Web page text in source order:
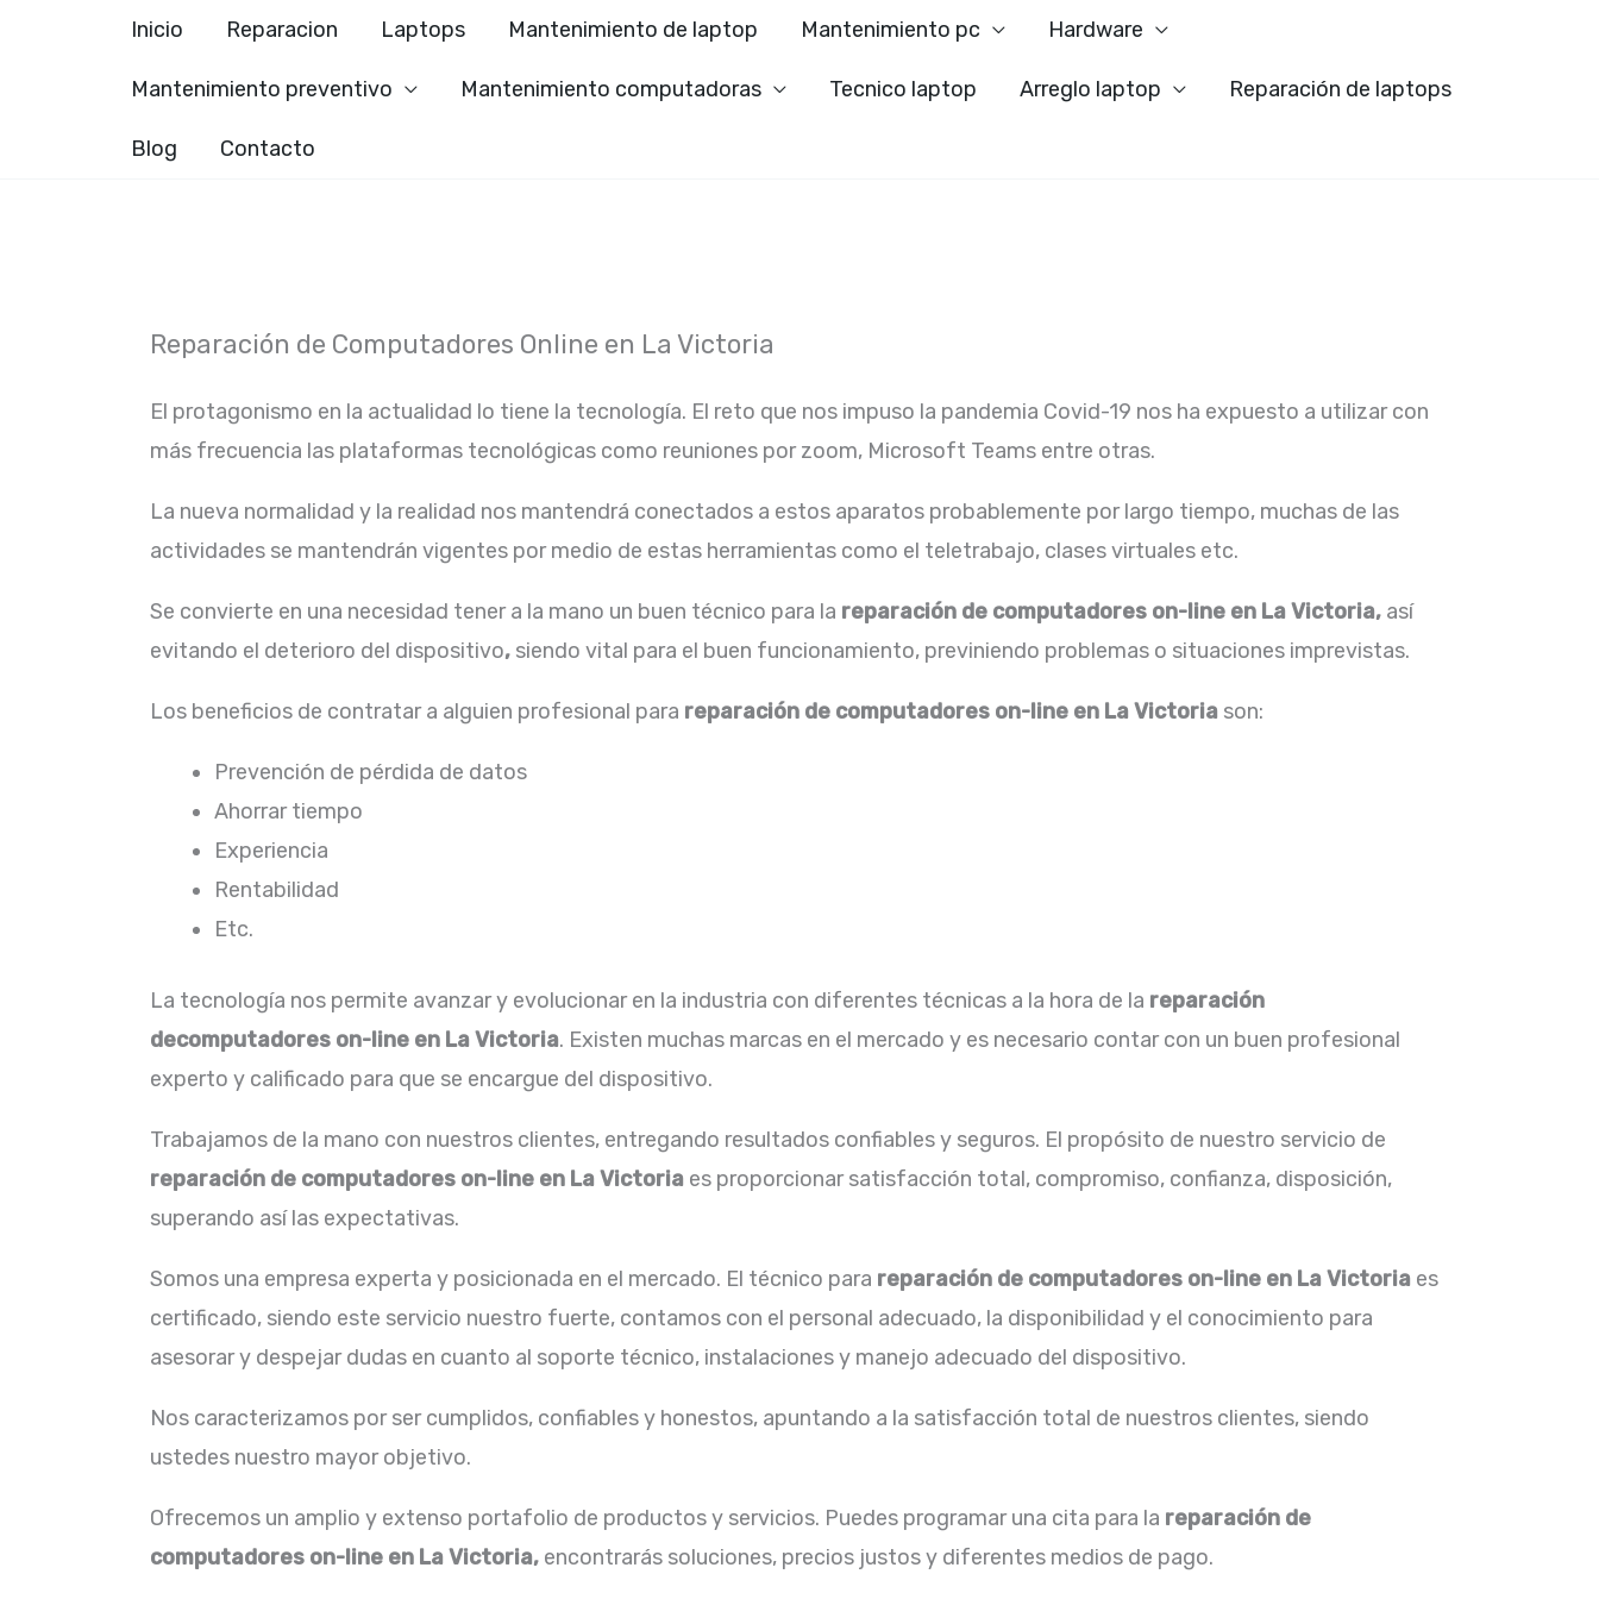
Inicio Reparacion Laptops Mantenimiento de laptop Mantenimiento pc Hardware
Mantenimiento preventivo Mantenimiento computadoras Tecnico laptop Arreglo laptop Reparación de laptops
Blog Contacto
Reparación de Computadores Online en La Victoria
El protagonismo en la actualidad lo tiene la tecnología. El reto que nos impuso la pandemia Covid-19 nos ha expuesto a utilizar con
más frecuencia las plataformas tecnológicas como reuniones por zoom, Microsoft Teams entre otras.
La nueva normalidad y la realidad nos mantendrá conectados a estos aparatos probablemente por largo tiempo, muchas de las
actividades se mantendrán vigentes por medio de estas herramientas como el teletrabajo, clases virtuales etc.
Se convierte en una necesidad tener a la mano un buen técnico para la reparación de computadores on-line en La Victoria, así
evitando el deterioro del dispositivo, siendo vital para el buen funcionamiento, previniendo problemas o situaciones imprevistas.
Los beneficios de contratar a alguien profesional para reparación de computadores on-line en La Victoria son:
Prevención de pérdida de datos
Ahorrar tiempo
Experiencia
Rentabilidad
Etc.
La tecnología nos permite avanzar y evolucionar en la industria con diferentes técnicas a la hora de la reparación
decomputadores on-line en La Victoria. Existen muchas marcas en el mercado y es necesario contar con un buen profesional
experto y calificado para que se encargue del dispositivo.
Trabajamos de la mano con nuestros clientes, entregando resultados confiables y seguros. El propósito de nuestro servicio de
reparación de computadores on-line en La Victoria es proporcionar satisfacción total, compromiso, confianza, disposición,
superando así las expectativas.
Somos una empresa experta y posicionada en el mercado. El técnico para reparación de computadores on-line en La Victoria es
certificado, siendo este servicio nuestro fuerte, contamos con el personal adecuado, la disponibilidad y el conocimiento para
asesorar y despejar dudas en cuanto al soporte técnico, instalaciones y manejo adecuado del dispositivo.
Nos caracterizamos por ser cumplidos, confiables y honestos, apuntando a la satisfacción total de nuestros clientes, siendo
ustedes nuestro mayor objetivo.
Ofrecemos un amplio y extenso portafolio de productos y servicios. Puedes programar una cita para la reparación de
computadores on-line en La Victoria, encontrarás soluciones, precios justos y diferentes medios de pago.